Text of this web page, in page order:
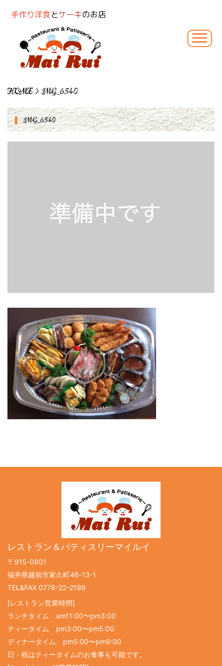
手作り洋食とケーキのお店
HOME> IMG_6540
IMG_6540
レストラン＆パティスリーマイルイ
〒915-0801
福井県越前市家久町46-13-1
TEL&FAX 0778-22-2199
[レストラン営業時間]
ランチタイム am11:00〜pm3:00
ティータイム pm3:00〜pm5:00
ディナータイム pm5:00〜pm9:00
日・祝はティータイムのお食事も可能です。